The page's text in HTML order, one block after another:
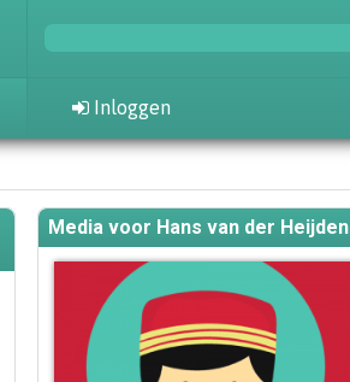
Inloggen
Media voor Hans van der Heijden